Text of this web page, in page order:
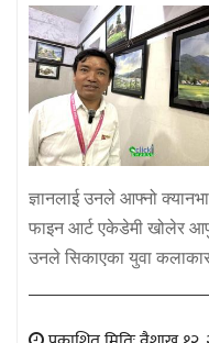
ज्ञानलाई उनले आफ्नो
फाइन आर्ट एकेडेमी खोलेर
उनले सिकाएका युवा